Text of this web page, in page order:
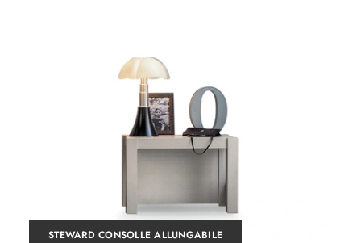
STEWARD CONSOLLE ALLUNGABILE